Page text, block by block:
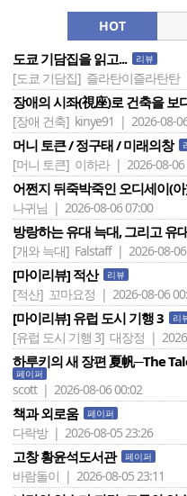
HOT
도쿄 기담집을 읽고... 리뷰
[도쿄 기담집] 즐라탄이즐라탄
장애의 시좌(視座)로 건축을 보
[장애 건축] kinye91 | 2026-08-
머니 토큰 / 정구태 / 미래의창
[머니 토큰] 이하라 | 2026-08-06
어쩐지 뒤죽박죽인 오디세이(
나귀님 | 2026-08-06 07:00
방랑하는 유대 늑대, 그리고 유
[개와 늑대] Falstaff | 2026-08-
[마이리뷰] 적산 리뷰
[적산] 꼬마요정 | 2026-08-06
[마이리뷰] 유럽 도시 기행 3 리
[유럽 도시 기행 3] 대장정 |
하루키의 새 장편 夏帆─The
페이퍼
scott | 2026-08-06 00:02
책과 외로움 페이퍼
다락방 | 2026-08-05 23:26
고창 황윤석도서관 페이퍼
바람돌이 | 2026-08-05 23:11